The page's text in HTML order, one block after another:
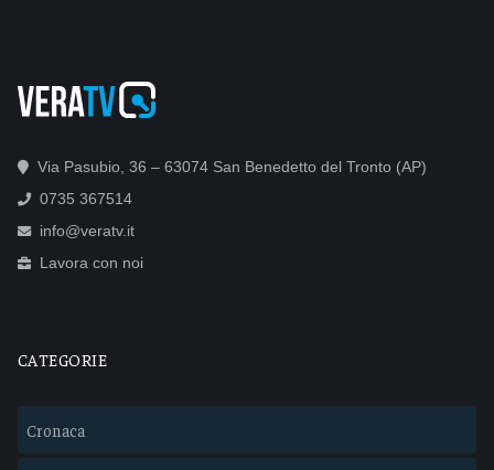
Via Pasubio, 36 – 63074 San Benedetto del Tronto (AP)
0735 367514
info@veratv.it
Lavora con noi
CATEGORIE
Cronaca